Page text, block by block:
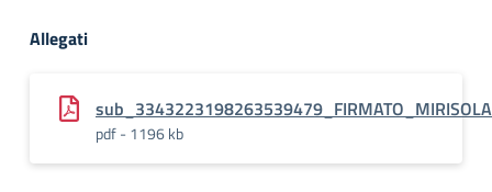
Allegati
pdf - 1196 kb